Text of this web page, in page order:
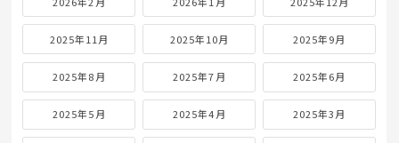
2025年11月 2025年10月 2025年9月
2025年8月 2025年7月 2025年6月
2025年5月 2025年4月 2025年3月